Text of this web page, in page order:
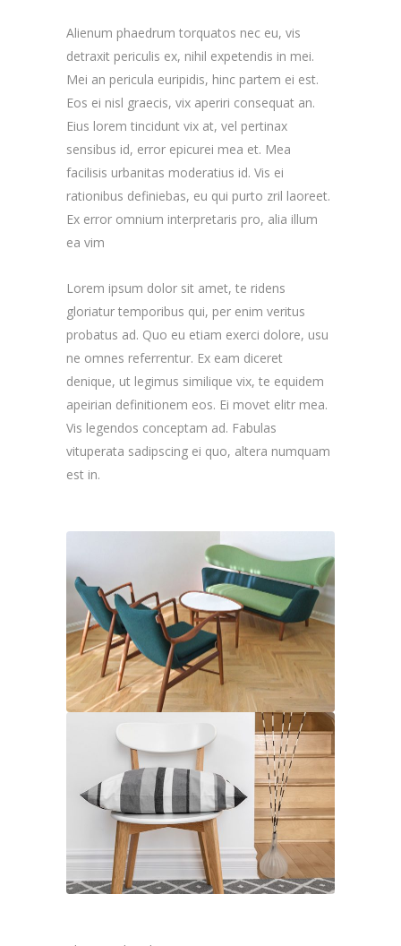
Alienum phaedrum torquatos nec eu, vis
detraxit periculis ex, nihil expetendis in mei.
Mei an pericula euripidis, hinc partem ei est.
Eos ei nisl graecis, vix aperiri consequat an.
Eius lorem tincidunt vix at, vel pertinax
sensibus id, error epicurei mea et. Mea
facilisis urbanitas moderatius id. Vis ei
rationibus definiebas, eu qui purto zril laoreet.
Ex error omnium interpretaris pro, alia illum
ea vim
Lorem ipsum dolor sit amet, te ridens
gloriatur temporibus qui, per enim veritus
probatus ad. Quo eu etiam exerci dolore, usu
ne omnes referrentur. Ex eam diceret
denique, ut legimus similique vix, te equidem
apeirian definitionem eos. Ei movet elitr mea.
Vis legendos conceptam ad. Fabulas
vituperata sadipscing ei quo, altera numquam
est in.